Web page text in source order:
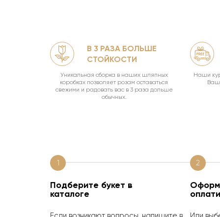
В 3 РАЗА БОЛЬШЕ
СТОЙКОСТИ
Уникальная сборка в наших шляпных
коробках позволяет розам оставаться
свежими и радовать вас в 3 раза дольше
обычных.
Наши
Ваш
1
Подберите букет в
каталоге
2